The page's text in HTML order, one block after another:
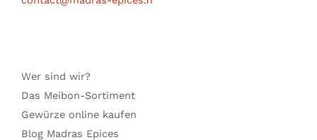
Wer sind wir?
Das Meibon-Sortiment
Gewürze online kaufen
Blog Madras Epices